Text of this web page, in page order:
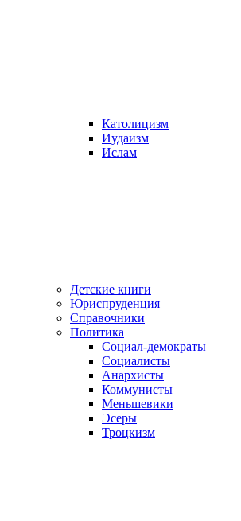
Католицизм
Иудаизм
Ислам
Детские книги
Юриспруденция
Справочники
Политика
Социал-демократы
Социалисты
Анархисты
Коммунисты
Меньшевики
Эсеры
Троцкизм